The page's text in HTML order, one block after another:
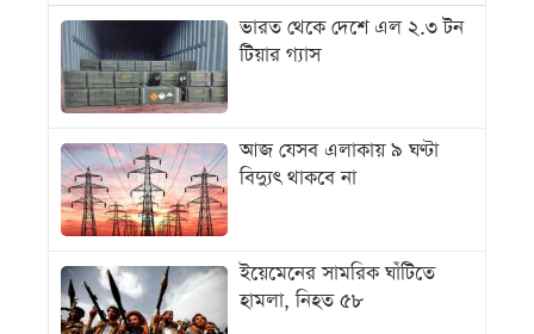
ভারত থেকে দেশে এল ২.৩ টন
টিয়ার গ্যাস
আজ যেসব এলাকায় ৯ ঘণ্টা
বিদ্যুৎ থাকবে না
ইয়েমেনের সামরিক ঘাঁটিতে
হামলা, নিহত ৫৮